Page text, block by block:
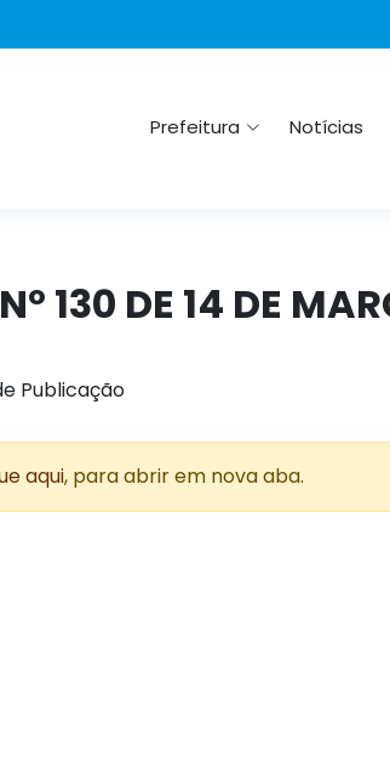
Prefeitura Notícias
130 DE 14 DE
Publicação
aqui, para abrir em nova aba.